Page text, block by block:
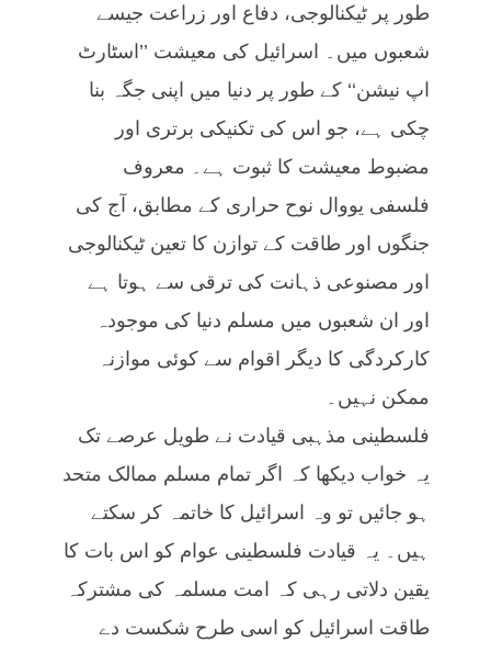
طور پر ٹیکنالوجی، دفاع اور زراعت جیسے
شعبوں میں۔ اسرائیل کی معیشت ’’اسٹارٹ
اپ نیشن‘‘ کے طور پر دنیا میں اپنی جگہ بنا
چکی ہے، جو اس کی تکنیکی برتری اور
مضبوط معیشت کا ثبوت ہے۔ معروف
فلسفی یووال نوح حراری کے مطابق، آج کی
جنگوں اور طاقت کے توازن کا تعین ٹیکنالوجی
اور مصنوعی ذہانت کی ترقی سے ہوتا ہے
اور ان شعبوں میں مسلم دنیا کی موجودہ
کارکردگی کا دیگر اقوام سے کوئی موازنہ
ممکن نہیں۔
فلسطینی مذہبی قیادت نے طویل عرصے تک
یہ خواب دیکھا کہ اگر تمام مسلم ممالک متحد
ہو جائیں تو وہ اسرائیل کا خاتمہ کر سکتے
ہیں۔ یہ قیادت فلسطینی عوام کو اس بات کا
یقین دلاتی رہی کہ امت مسلمہ کی مشترکہ
طاقت اسرائیل کو اسی طرح شکست دے